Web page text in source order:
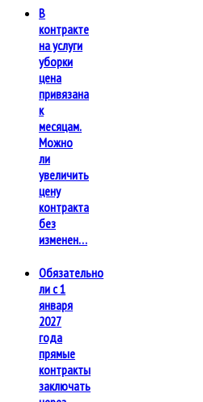
В
контракте
на услуги
уборки
цена
привязана
к
месяцам.
Можно
ли
увеличить
цену
контракта
без
изменен…
Обязательно
ли с 1
января
2027
года
прямые
контракты
заключать